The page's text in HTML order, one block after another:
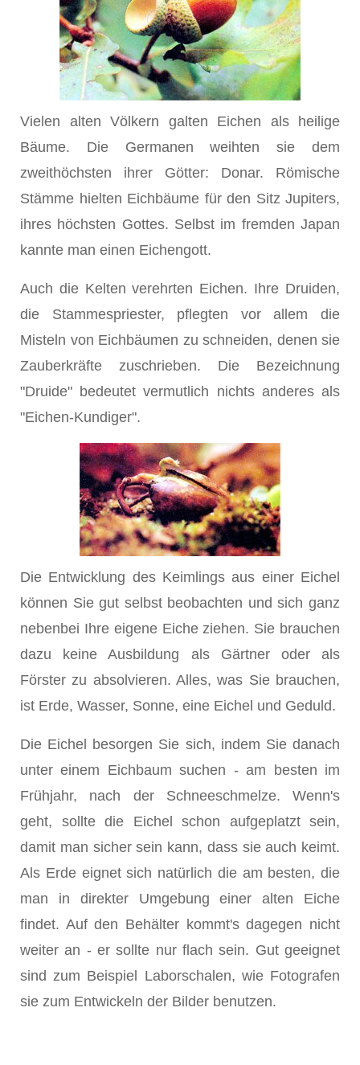
Vielen alten Völkern galten Eichen als heilige
Bäume. Die Germanen weihten sie dem
zweithöchsten ihrer Götter: Donar. Römische
Stämme hielten Eichbäume für den Sitz Jupiters,
ihres höchsten Gottes. Selbst im fremden Japan
kannte man einen Eichengott.
Auch die Kelten verehrten Eichen. Ihre Druiden,
die Stammespriester, pflegten vor allem die
Misteln von Eichbäumen zu schneiden, denen sie
Zauberkräfte zuschrieben. Die Bezeichnung
"Druide" bedeutet vermutlich nichts anderes als
"Eichen-Kundiger".
Die Entwicklung des Keimlings aus einer Eichel
können Sie gut selbst beobachten und sich ganz
nebenbei Ihre eigene Eiche ziehen. Sie brauchen
dazu keine Ausbildung als Gärtner oder als
Förster zu absolvieren. Alles, was Sie brauchen,
ist Erde, Wasser, Sonne, eine Eichel und Geduld.
Die Eichel besorgen Sie sich, indem Sie danach
unter einem Eichbaum suchen - am besten im
Frühjahr, nach der Schneeschmelze. Wenn's
geht, sollte die Eichel schon aufgeplatzt sein,
damit man sicher sein kann, dass sie auch keimt.
Als Erde eignet sich natürlich die am besten, die
man in direkter Umgebung einer alten Eiche
findet. Auf den Behälter kommt's dagegen nicht
weiter an - er sollte nur flach sein. Gut geeignet
sind zum Beispiel Laborschalen, wie Fotografen
sie zum Entwickeln der Bilder benutzen.